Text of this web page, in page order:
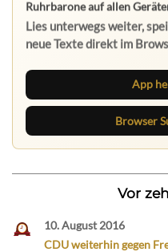
App
Browser
Vor
10. August 2016
CDU weiterhin gegen